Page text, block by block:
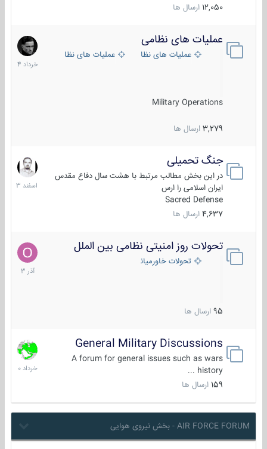
12,050 ارسال ها
عملیات های نظامی
عملیات های نظامی ایرانعملیات های نظامی خارجی
Military Operations
3,279 ارسال ها
5
خرداد
1404
جنگ تحمیلی
در این بخش مطالب مرتبط با هشت سال دفاع مقدس
ایران اسلامی را ارس
Sacred Defense
4,637 ارسال ها
20
اسفند
1403
تحولات روز امنیتی نظامی بین الملل
تحولات خاورمیانه
95 ارسال ها
21
آذر
1403
General Military Discussions
A forum for general issues such as wars
history ...
159 ارسال ها
10
خرداد
1400
AIR FORCE FORUM - بخش نیروی هوایی